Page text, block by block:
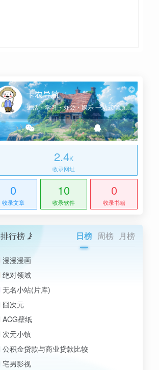
卡农导航
生活・学习・办公・娱乐 一站式优质网址导航
2.4K
收录网址
0
收录文章
10
收录软件
0
收录书籍
排行榜 日榜 周榜 月榜
漫漫漫画
绝对领域
无名小站(片库)
囧次元
ACG壁纸
次元小镇
公积金贷款与商业贷款比较
宅男影视